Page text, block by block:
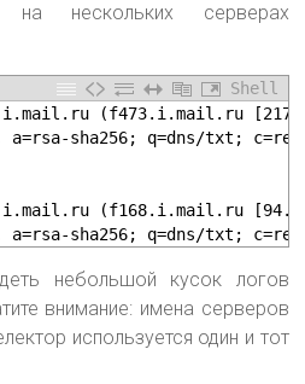
нескольких серверах
Shell
(f473.i.mail.ru
a=rsa-sha256; q=dns/txt;
(f168.i.mail.ru
a=rsa-sha256; q=dns/txt;
небольшой кусок логов
внимание: имена серверов
используется один и тот